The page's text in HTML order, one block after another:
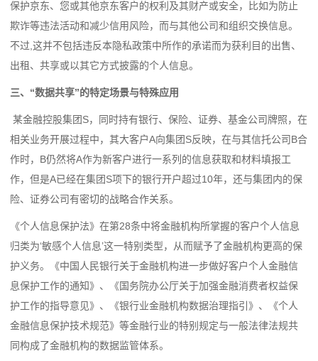
保护京东、您或其他京东客户的权利及其财产或安全，比如为防止
欺诈等违法活动和减少信用风险，而与其他公司和组织交换信息。
不过,这并不包括违反本隐私政策中所作的承诺而为获利目的出售、
出租、共享或以其它方式披露的个人信息。
三、“数据共享”的特定场景与特殊应用
某金融控股集团S，同时持有银行、保险、证券、基金公司牌照，在
相关业务开展过程中，其大客户A向集团S反映，在与其信托公司B合
作时，B仍然将A作为新客户进行一系列的信息获取和材料填报工
作，但是A已经在集团S项下的银行开户超过10年，还与集团内的保
险、证券公司有密切的战略合作关系。
《个人信息保护法》在第28条中将金融机构所掌握的客户个人信息
归类为‘敏感个人信息’这一特别类型，从而赋予了金融机构更高的保
护义务。《中国人民银行关于金融机构进一步做好客户个人金融信
息保护工作的通知》、《国务院办公厅关于加强金融消费者权益保
护工作的指导意见》、《银行业金融机构数据治理指引》、《个人
金融信息保护技术规范》等金融行业的特别规定与一般法律法规共
同构成了金融机构的数据监管体系。